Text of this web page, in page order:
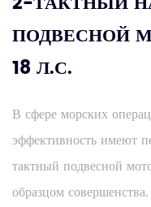
ПОДВЕСНОЙ
18 Л.С.
В сфере морских
эффективность имеют
тактный подвесной
образцом